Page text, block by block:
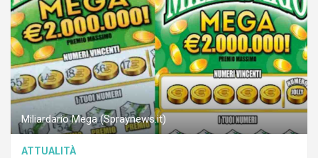
Miliardario Mega (Spraynews.it)
ATTUALITÀ